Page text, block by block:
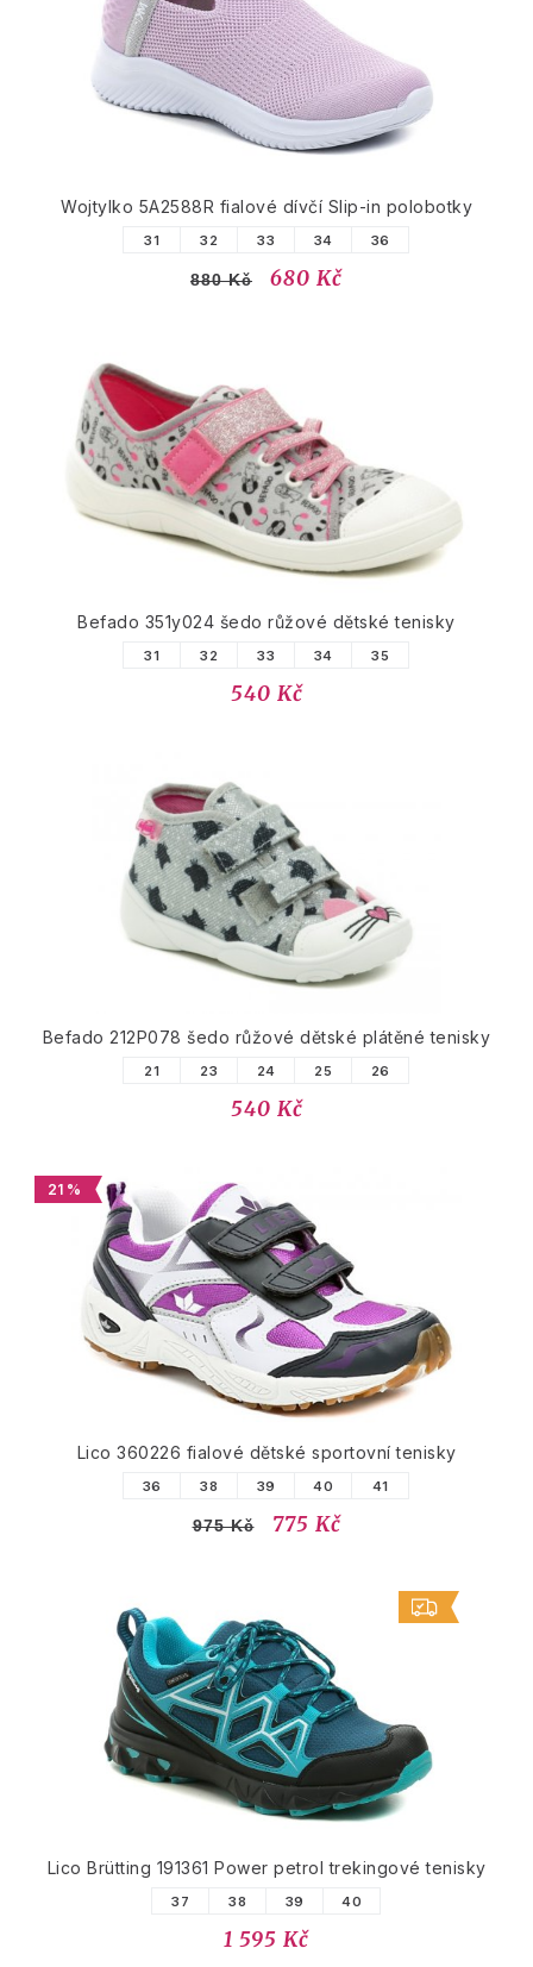
Wojtylko 5A2588R fialové dívčí Slip-in polobotky
31 32 33 34 36
880 Kč 680 Kč
Befado 351y024 šedo růžové dětské tenisky
31 32 33 34 35
540 Kč
Befado 212P078 šedo růžové dětské plátěné tenisky
21 23 24 25 26
540 Kč
21 %
Lico 360226 fialové dětské sportovní tenisky
36 38 39 40 41
975 Kč 775 Kč
Lico Brütting 191361 Power petrol trekingové tenisky
37 38 39 40
1 595 Kč